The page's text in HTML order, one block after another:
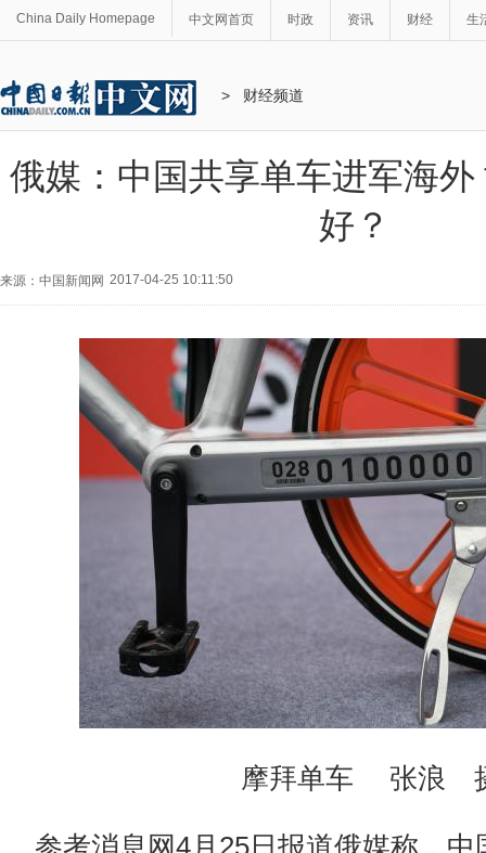
China Daily Homepage 中文网首页 时政 资讯 财经 生
> 财经频道
俄媒：中国共享单车进军海
好？
来源：中国新闻网 2017-04-25 10:11:50
摩拜单车 张浪
参考消息网4月25日报道俄媒称，